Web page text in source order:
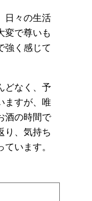
日々の生活
変で尊いも
強く感じて
どなく、予
ますが、唯
酒の時間で
り、気持ち
います。